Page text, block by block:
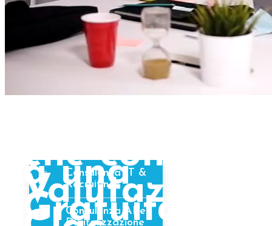
Consulenza IT &
Recruiting
Consulenza AI e
Digitalizzazione
che conosci
a una
Valutazione
Gratuita con